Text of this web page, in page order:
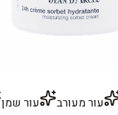
עור מעורב עור שמן